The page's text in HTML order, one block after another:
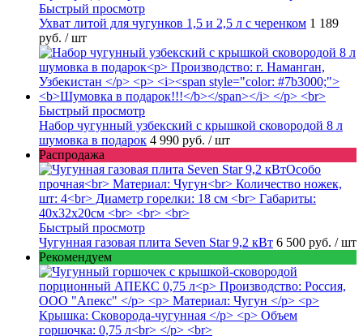
Быстрый просмотр
Ухват литой для чугунков 1,5 и 2,5 л с черенком 1 189
руб. / шт
Быстрый просмотр
Набор чугунный узбекский с крышкой сковородой 8 л
шумовка в подарок 4 990 руб. / шт
Распродажа
Быстрый просмотр
Чугунная газовая плита Seven Star 9,2 кВт 6 500 руб. / шт
Рекомендуем